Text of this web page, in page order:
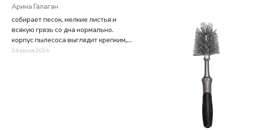
с арок. Шланг в комплекте
качественный, не перекручивается
постоянно как на дешевых мойках.
Арина Галаган
собирает песок, мелкие листья и
всякую грязь со дна нормально.
корпус пылесоса выглядит крепким,
пластик не "хлипкий", а шланг
24 июля 2026